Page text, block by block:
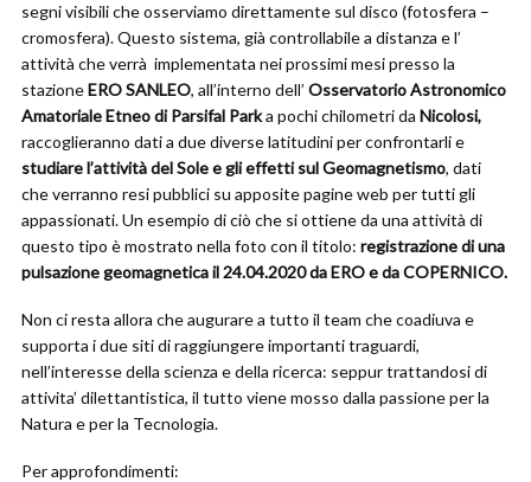
segni visibili che osserviamo direttamente sul disco (fotosfera –
cromosfera). Questo sistema, già controllabile a distanza e l’
attività che verrà implementata nei prossimi mesi presso la
stazioneERO SANLEO, all’interno dell’ Osservatorio Astronomico
Amatoriale Etneo di Parsifal Parka pochi chilometri da Nicolosi,
raccoglieranno dati a due diverse latitudini per confrontarli e
studiare l’attività del Sole e gli effetti sul Geomagnetismo, dati
che verranno resi pubblici su apposite pagine web per tutti gli
appassionati. Un esempio di ciò che si ottiene da una attività di
questo tipo è mostrato nella foto con il titolo: registrazione di una
pulsazione geomagnetica il 24.04.2020 da ERO e da COPERNICO.
Non ci resta allora che augurare a tutto il team che coadiuva e
supporta i due siti di raggiungere importanti traguardi,
nell’interesse della scienza e della ricerca: seppur trattandosi di
attivita’ dilettantistica, il tutto viene mosso dalla passione per la
Natura e per la Tecnologia.
Per approfondimenti: